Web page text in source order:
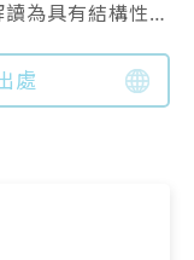
為具有結構性因
處